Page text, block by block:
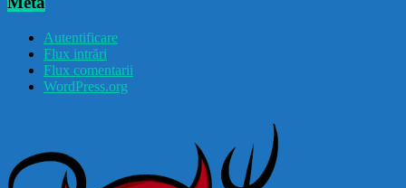
Autentificare
Flux intrări
Flux comentarii
WordPress.org